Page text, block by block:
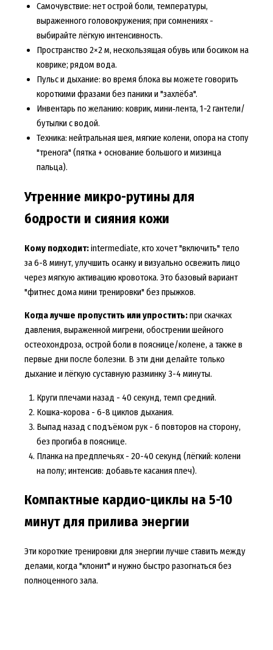
Самочувствие: нет острой боли, температуры,
выраженного головокружения; при сомнениях -
выбирайте лёгкую интенсивность.
Пространство 2×2 м, нескользящая обувь или босиком на
коврике; рядом вода.
Пульс и дыхание: во время блока вы можете говорить
короткими фразами без паники и "захлёба".
Инвентарь по желанию: коврик, мини‑лента, 1-2 гантели/
бутылки с водой.
Техника: нейтральная шея, мягкие колени, опора на стопу
"тренога" (пятка + основание большого и мизинца
пальца).
Утренние микро-рутины для
бодрости и сияния кожи
Кому подходит:intermediate, кто хочет "включить" тело
за 6-8 минут, улучшить осанку и визуально освежить лицо
через мягкую активацию кровотока. Это базовый вариант
"фитнес дома мини тренировки" без прыжков.
Когда лучше пропустить или упростить:при скачках
давления, выраженной мигрени, обострении шейного
остеохондроза, острой боли в пояснице/колене, а также в
первые дни после болезни. В эти дни делайте только
дыхание и лёгкую суставную разминку 3-4 минуты.
Круги плечами назад - 40 секунд, темп средний.
Кошка-корова - 6-8 циклов дыхания.
Выпад назад с подъёмом рук - 6 повторов на сторону,
без прогиба в пояснице.
Планка на предплечьях - 20-40 секунд (лёгкий: колени
на полу; интенсив: добавьте касания плеч).
Компактные кардио-циклы на 5-10
минут для прилива энергии
Эти короткие тренировки для энергии лучше ставить между
делами, когда "клонит" и нужно быстро разогнаться без
полноценного зала.